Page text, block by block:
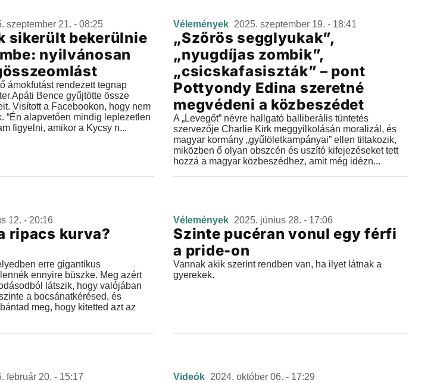
szeptember 21. - 08:25
sikerült bekerülnie
nyilvánosan
ámokfutást rendezett tegnap
Bence gyűjtötte össze
Visított a Facebookon, hogy nem
“Én alapvetően mindig leplezetlen
figyelni, amikor a Kycsy n...
Vélemények 2025. szeptember 19. - 18:41
„Szőrös segglyukak”,
„nyugdíjas zombik”,
„csicskafasiszták” – pont
Pottyondy Edina szeretné
megvédeni a közbeszédet
A „Levegőt” névre hallgató balliberális tüntetés
szervezője Charlie Kirk meggyilkolásán moralizál, és
magyar kormány „gyűlöletkampányai” ellen tiltakozik,
miközben ő olyan obszcén és uszító kifejezéseket tett
hozzá a magyar közbeszédhez, amit még idézn...
12. - 20:16
ripacs kurva?
erre gigantikus
ennyire büszke. Meg azért
látszik, hogy valójában
a bocsánatkérésed, és
meg, hogy kitetted azt az
Vélemények 2025. június 28. - 17:06
Szinte pucéran vonul egy férfi
a pride-on
Vannak akik szerint rendben van, ha ilyet látnak a
gyerekek.
február 20. - 15:17 Videók 2024. október 06. - 17:29